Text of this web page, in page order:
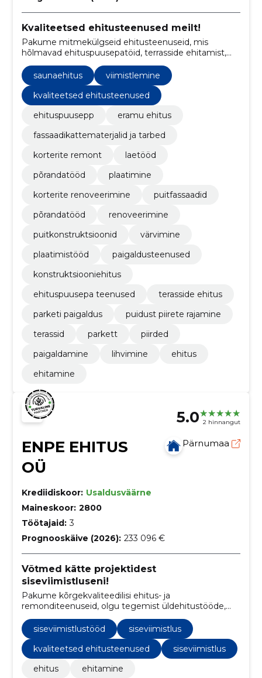
Kvaliteetsed ehitusteenused meilt!
Pakume mitmekülgseid ehitusteenuseid, mis
hõlmavad ehituspuusepatöid, terrasside ehitamist,
aedade rajamist, katuste renoveerimist, põrandatöid
ning puitfassaadide paigaldamist.
saunaehitus
viimistlemine
kvaliteetsed ehitusteenused
ehituspuusepp
eramu ehitus
fassaadikattematerjalid ja tarbed
korterite remont
laetööd
põrandatööd
plaatimine
korterite renoveerimine
puitfassaadid
põrandatööd
renoveerimine
puitkonstruktsioonid
värvimine
plaatimistööd
paigaldusteenused
konstruktsiooniehitus
ehituspuusepa teenused
terasside ehitus
parketi paigaldus
puidust piirete rajamine
terassid
parkett
piirded
paigaldamine
lihvimine
ehitus
ehitamine
5.0 2 hinnangut
ENPE EHITUS
OÜ
Pärnumaa
Krediidiskoor: Usaldusväärne
Maineskoor: 2800
Töötajaid: 3
Prognooskäive (2026): 233 096 €
Võtmed kätte projektidest
siseviimistluseni!
Pakume kõrgekvaliteedilisi ehitus- ja
remonditeenuseid, olgu tegemist üldehitustööde,
võtmed-kätte projektide, siseviimistluse või
teedeehitusega.
siseviimistlustööd
siseviimistlus
kvaliteetsed ehitusteenused
siseviimistlus
ehitus
ehitamine